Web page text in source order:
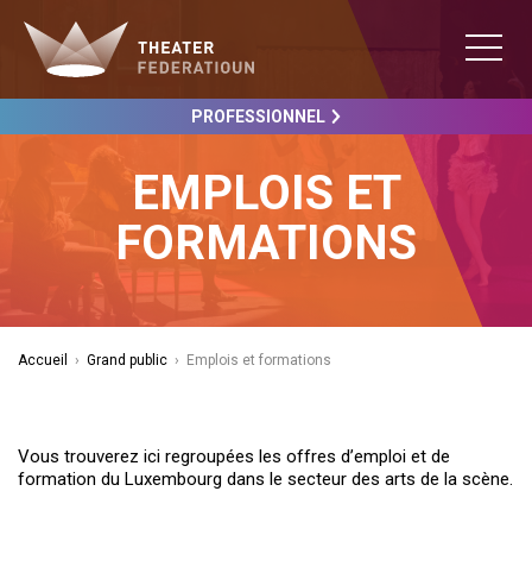
PROFESSIONNEL
EMPLOIS ET
FORMATIONS
Accueil › Grand public › Emplois et formations
Vous trouverez ici regroupées les offres d’emploi et de
formation du Luxembourg dans le secteur des arts de la scène.